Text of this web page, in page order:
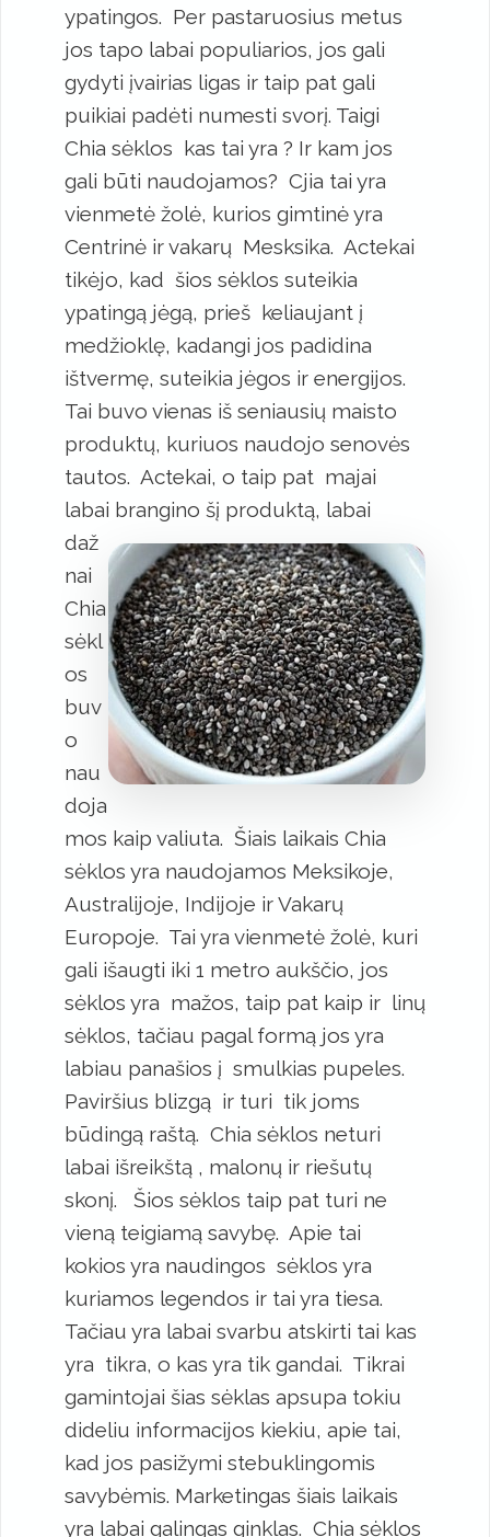
ypatingos. Per pastaruosius metus
jos tapo labai populiarios, jos gali
gydyti įvairias ligas ir taip pat gali
puikiai padėti numesti svorį. Taigi
Chia sėklos kas tai yra ? Ir kam jos
gali būti naudojamos? Cjia tai yra
vienmetė žolė, kurios gimtinė yra
Centrinė ir vakarų Mesksika. Actekai
tikėjo, kad šios sėklos suteikia
ypatingą jėgą, prieš keliaujant į
medžioklę, kadangi jos padidina
ištvermę, suteikia jėgos ir energijos.
Tai buvo vienas iš seniausių maisto
produktų, kuriuos naudojo senovės
tautos. Actekai, o taip pat majai
labai brangino šį produktą, labai
daž
nai
Chia
sėkl
os
buv
o
nau
doja
mos kaip valiuta. Šiais laikais Chia
sėklos yra naudojamos Meksikoje,
Australijoje, Indijoje ir Vakarų
Europoje. Tai yra vienmetė žolė, kuri
gali išaugti iki 1 metro aukščio, jos
sėklos yra mažos, taip pat kaip ir linų
sėklos, tačiau pagal formą jos yra
labiau panašios į smulkias pupeles.
Paviršius blizgą ir turi tik joms
būdingą raštą. Chia sėklos neturi
labai išreikštą , malonų ir riešutų
skonį. Šios sėklos taip pat turi ne
vieną teigiamą savybę. Apie tai
kokios yra naudingos sėklos yra
kuriamos legendos ir tai yra tiesa.
Tačiau yra labai svarbu atskirti tai kas
yra tikra, o kas yra tik gandai. Tikrai
gamintojai šias sėklas apsupa tokiu
dideliu informacijos kiekiu, apie tai,
kad jos pasižymi stebuklingomis
savybėmis. Marketingas šiais laikais
yra labai galingas ginklas. Chia sėklos